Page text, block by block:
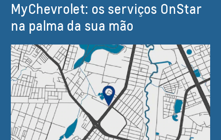
MyChevrolet: os serviços OnStar
na palma da sua mão